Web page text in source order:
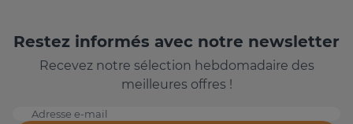
Restez informés avec notre newsletter
Recevez notre sélection hebdomadaire des
meilleures offres !
Adresse e-mail